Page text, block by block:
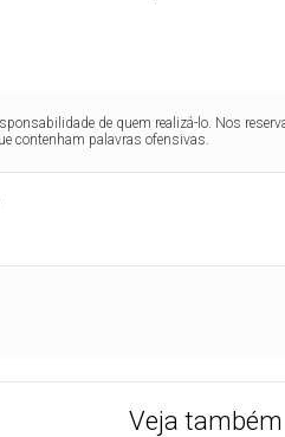
de quem realizá-lo. Nos
contenham palavras ofensivas.
Veja também